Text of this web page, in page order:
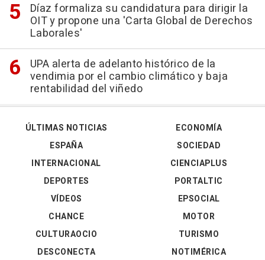
Díaz formaliza su candidatura para dirigir la
OIT y propone una 'Carta Global de Derechos
Laborales'
UPA alerta de adelanto histórico de la
vendimia por el cambio climático y baja
rentabilidad del viñedo
ÚLTIMAS NOTICIAS
ESPAÑA
INTERNACIONAL
DEPORTES
VÍDEOS
ECONOMÍA
SOCIEDAD
CIENCIAPLUS
PORTALTIC
EPSOCIAL
CHANCE
CULTURAOCIO
DESCONECTA
MOTOR
TURISMO
NOTIMÉRICA